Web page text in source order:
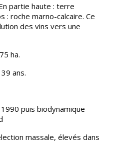
partie haute : terre
: roche marno-calcaire. Ce
des vins vers une
ha.
39 ans.
puis biodynamique
massale, élevés dans